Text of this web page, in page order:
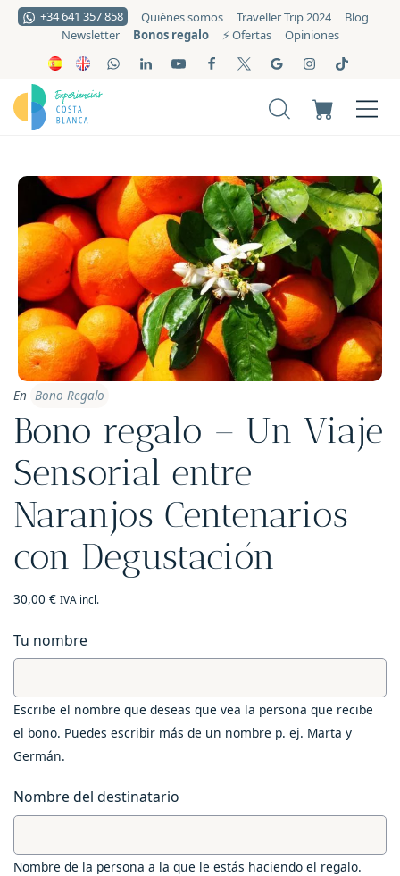
+34 641 357 858 Quiénes somos Traveller Trip 2024
Blog
Newsletter
Bonos regalo ⚡️ Ofertas Opiniones
En Bono Regalo
Bono regalo – Un Viaje
Sensorial entre
Naranjos Centenarios
con Degustación
30,00 € IVA incl.
Tu nombre
Escribe el nombre que deseas que vea la persona que recibe
el bono. Puedes escribir más de un nombre p. ej. Marta y
Germán.
Nombre del destinatario
Nombre de la persona a la que le estás haciendo el regalo.